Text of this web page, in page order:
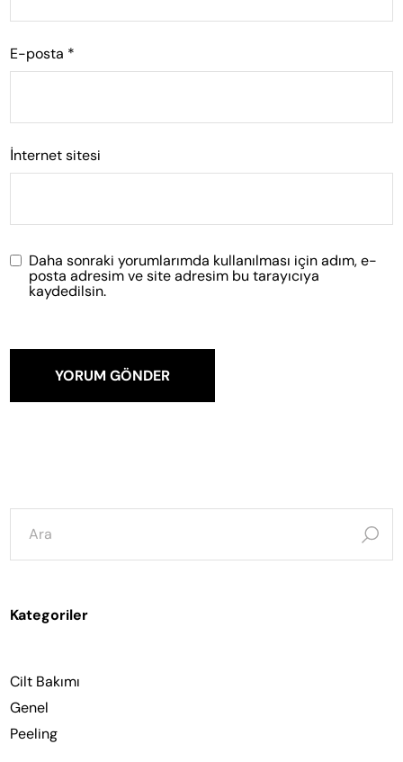
E-posta *
İnternet sitesi
Daha sonraki yorumlarımda kullanılması için adım, e-
posta adresim ve site adresim bu tarayıcıya
kaydedilsin.
YORUM GÖNDER
şunun
için
ara:
Kategoriler
Cilt Bakımı
Genel
Peeling